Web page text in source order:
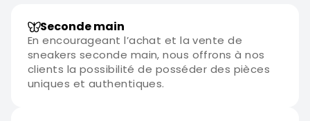
Seconde main
En encourageant l’achat et la vente de
sneakers seconde main, nous offrons à nos
clients la possibilité de posséder des pièces
uniques et authentiques.